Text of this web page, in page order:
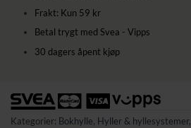
Frakt: Kun 59 kr
Betal trygt med Svea - Vipps
30 dagers åpent kjøp
Kategorier: Bokhylle, Hyller & hyllesystemer,